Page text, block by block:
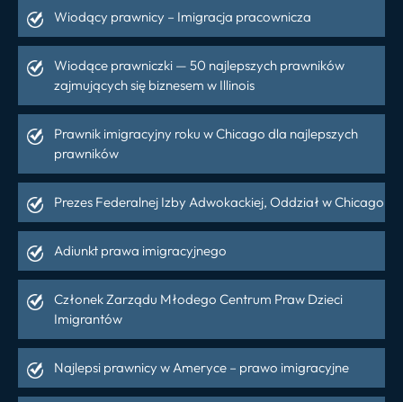
Wiodący prawnicy – ​​Imigracja pracownicza
Wiodące prawniczki — 50 najlepszych prawników
zajmujących się biznesem w Illinois
Prawnik imigracyjny roku w Chicago dla najlepszych
prawników
Prezes Federalnej Izby Adwokackiej, Oddział w Chicago
Adiunkt prawa imigracyjnego
Członek Zarządu Młodego Centrum Praw Dzieci
Imigrantów
Najlepsi prawnicy w Ameryce – prawo imigracyjne